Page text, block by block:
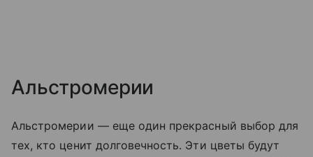
Альстромерии
Альстромерии — еще один прекрасный выбор для
тех, кто ценит долговечность. Эти цветы будут